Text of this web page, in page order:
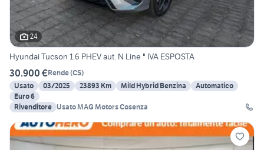
24
Hyundai Tucson 1.6 PHEV aut. N Line " IVA ESPOSTA
30.900 €Rende(CS)
Usato
03/2025 23893 Km Mild Hybrid Benzina
Automatico
Euro 6
Rivenditore Usato MAG Motors Cosenza